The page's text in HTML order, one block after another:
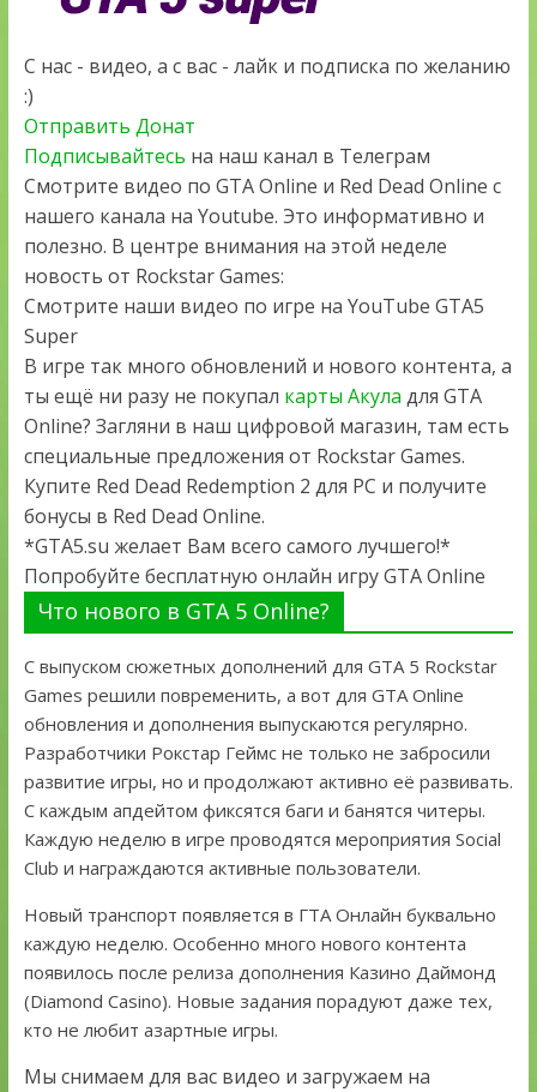
С нас - видео, а с вас - лайк и подписка по желанию
:)
Отправить Донат
Подписывайтесь на наш канал в Телеграм
Смотрите видео по GTA Online и Red Dead Online с
нашего канала на Youtube. Это информативно и
полезно. В центре внимания на этой неделе
новость от Rockstar Games:
Смотрите наши видео по игре на YouTube GTA5
Super
В игре так много обновлений и нового контента, а
ты ещё ни разу не покупал карты Акула для GTA
Online? Загляни в наш цифровой магазин, там есть
специальные предложения от Rockstar Games.
Купите Red Dead Redemption 2 для PC и получите
бонусы в Red Dead Online.
*GTA5.su желает Вам всего самого лучшего!*
Попробуйте бесплатную онлайн игру GTA Online
Что нового в GTA 5 Online?
С выпуском сюжетных дополнений для GTA 5 Rockstar
Games решили повременить, а вот для GTA Online
обновления и дополнения выпускаются регулярно.
Разработчики Рокстар Геймс не только не забросили
развитие игры, но и продолжают активно её развивать.
С каждым апдейтом фиксятся баги и банятся читеры.
Каждую неделю в игре проводятся мероприятия Social
Club и награждаются активные пользователи.
Новый транспорт появляется в ГТА Онлайн буквально
каждую неделю. Особенно много нового контента
появилось после релиза дополнения Казино Даймонд
(Diamond Casino). Новые задания порадуют даже тех,
кто не любит азартные игры.
Мы снимаем для вас видео и загружаем на